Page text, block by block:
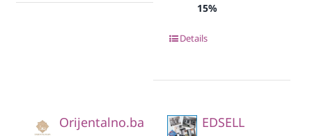
15%
Details
Orijentalno.ba EDSELL